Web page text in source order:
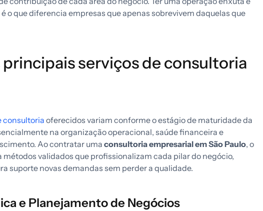
o que diferencia empresas que apenas sobrevivem daquelas que
principais serviços de consultoria
consultoria oferecidos variam conforme o estágio de maturidade da
na organização operacional, saúde financeira e
Ao contratar uma consultoria empresarial em São Paulo, o
métodos validados que profissionalizam cada pilar do negócio,
suporte novas demandas sem perder a qualidade.
e Planejamento de Negócios